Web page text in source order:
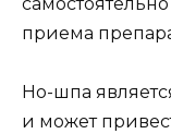
приема
Но-шпа
и может